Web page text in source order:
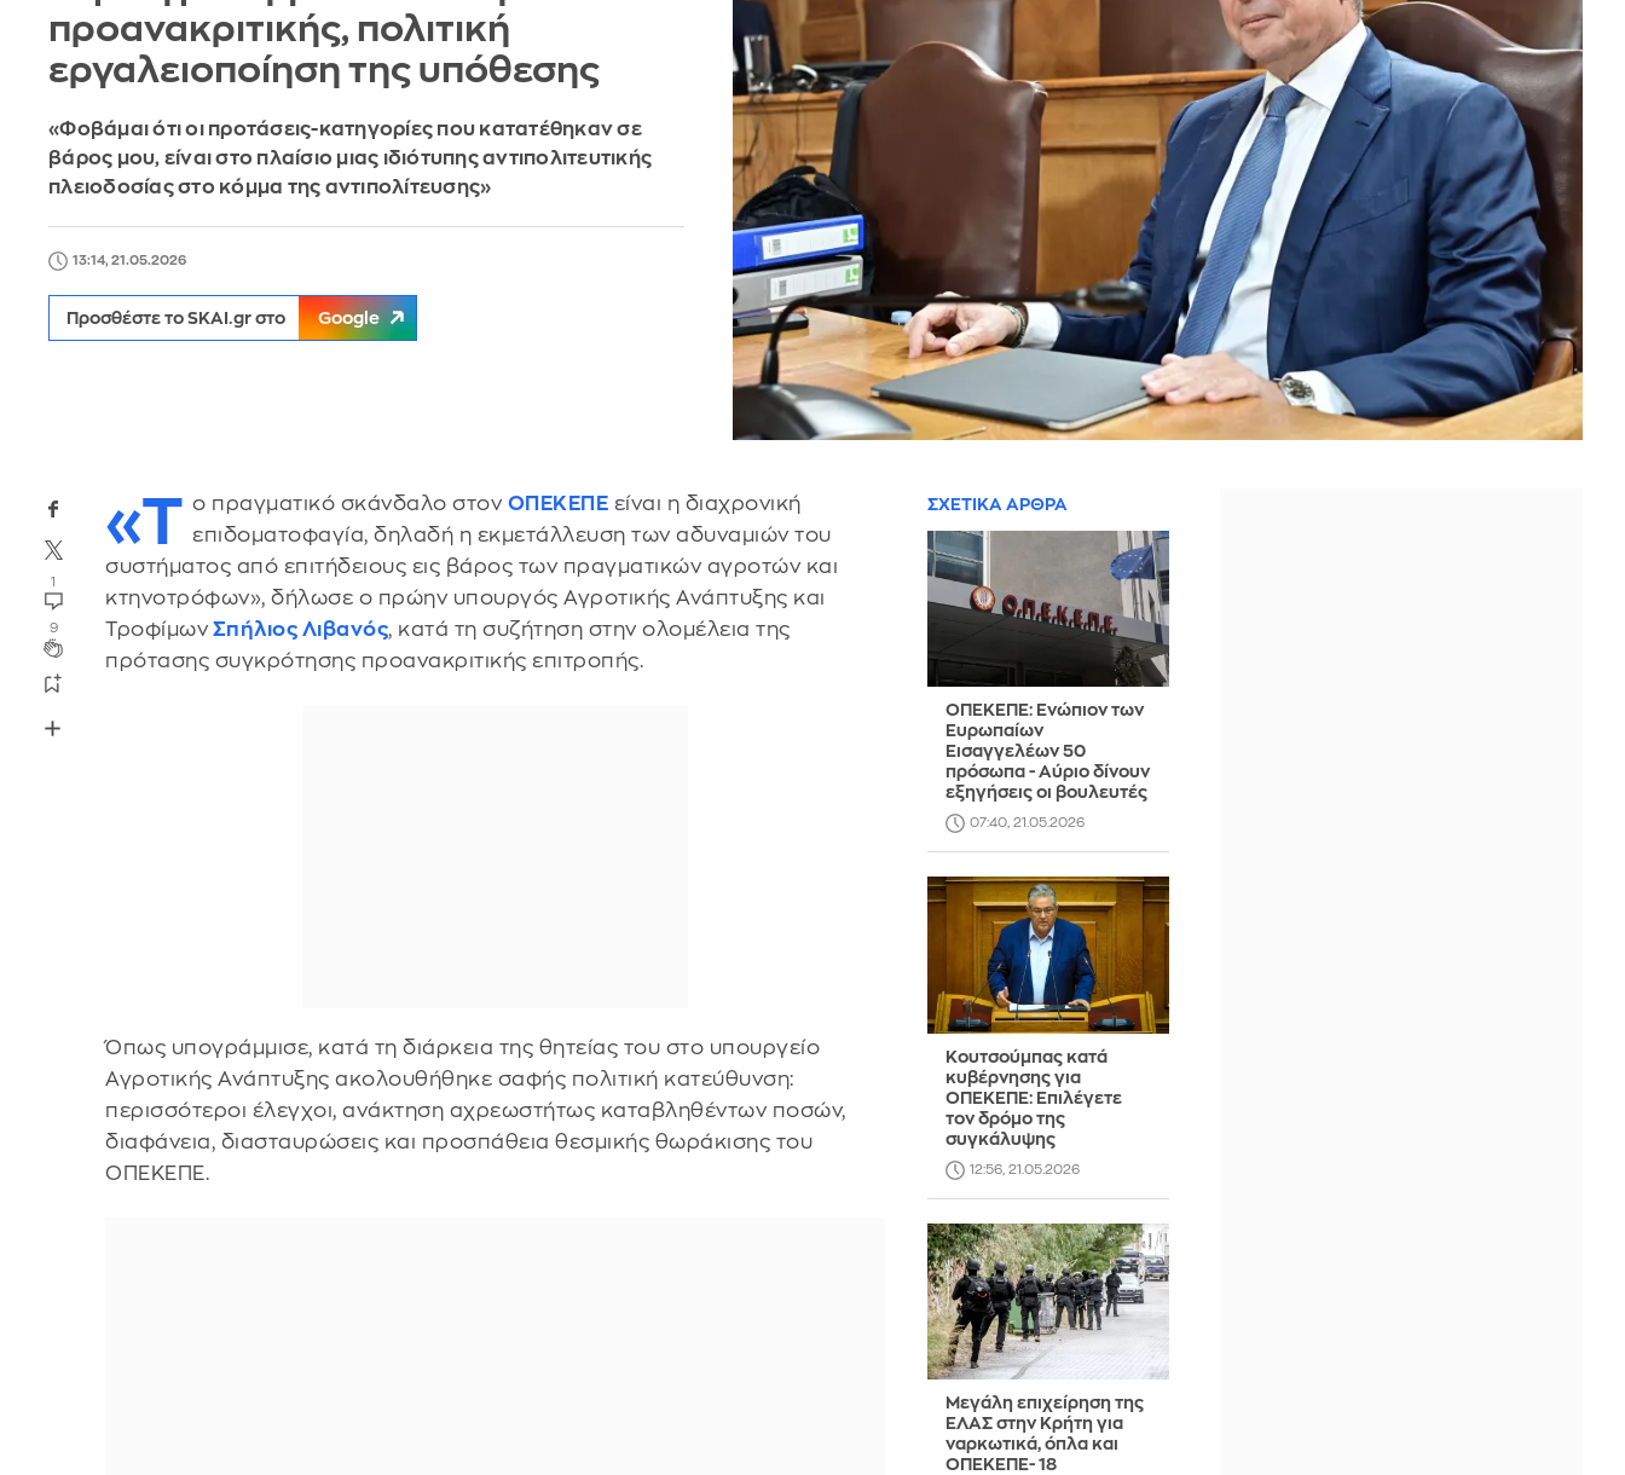
προανακριτικής, πολιτική
εργαλειοποίηση της υπόθεσης
«Φοβάμαι ότι οι προτάσεις-κατηγορίες που κατατέθηκαν σε
βάρος μου, είναι στο πλαίσιο μιας ιδιότυπης αντιπολιτευτικής
πλειοδοσίας στο κόμμα της αντιπολίτευσης»
13:14, 21.05.2026
Προσθέστε το SKAI.gr στο Google
1
9
«Τ ο πραγματικό σκάνδαλο στον ΟΠΕΚΕΠΕ είναι η διαχρονική
επιδοματοφαγία, δηλαδή η εκμετάλλευση των αδυναμιών του
συστήματος από επιτήδειους εις βάρος των πραγματικών αγροτών και
κτηνοτρόφων», δήλωσε ο πρώην υπουργός Αγροτικής Ανάπτυξης και
Τροφίμων Σπήλιος Λιβανός, κατά τη συζήτηση στην ολομέλεια της
πρότασης συγκρότησης προανακριτικής επιτροπής.
Όπως υπογράμμισε, κατά τη διάρκεια της θητείας του στο υπουργείο
Αγροτικής Ανάπτυξης ακολουθήθηκε σαφής πολιτική κατεύθυνση:
περισσότεροι έλεγχοι, ανάκτηση αχρεωστήτως καταβληθέντων ποσών,
διαφάνεια, διασταυρώσεις και προσπάθεια θεσμικής θωράκισης του
ΟΠΕΚΕΠΕ.
ΣΧΕΤΙΚΑ ΑΡΘΡΑ
ΟΠΕΚΕΠΕ: Ενώπιον των
Ευρωπαίων
Εισαγγελέων 50
πρόσωπα - Αύριο δίνουν
εξηγήσεις οι βουλευτές
07:40, 21.05.2026
Κουτσούμπας κατά
κυβέρνησης για
ΟΠΕΚΕΠΕ: Επιλέγετε
τον δρόμο της
συγκάλυψης
12:56, 21.05.2026
Μεγάλη επιχείρηση της
ΕΛΑΣ στην Κρήτη για
ναρκωτικά, όπλα και
ΟΠΕΚΕΠΕ- 18